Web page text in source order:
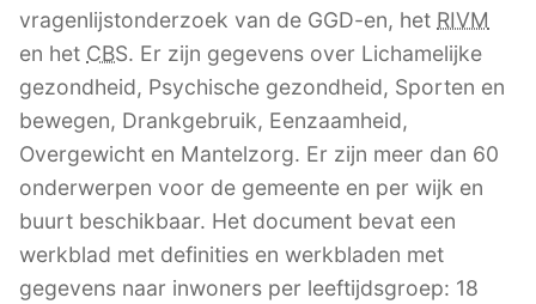
vragenlijstonderzoek van de GGD-en, het RIVM
en het CBS. Er zijn gegevens over Lichamelijke
gezondheid, Psychische gezondheid, Sporten en
bewegen, Drankgebruik, Eenzaamheid,
Overgewicht en Mantelzorg. Er zijn meer dan 60
onderwerpen voor de gemeente en per wijk en
buurt beschikbaar. Het document bevat een
werkblad met definities en werkbladen met
gegevens naar inwoners per leeftijdsgroep: 18